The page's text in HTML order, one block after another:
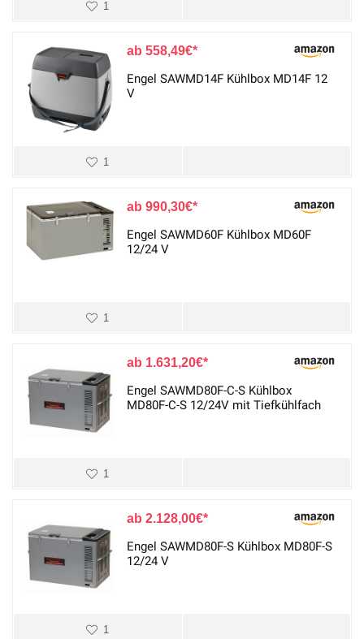
1
558,49€
Engel SAWMD14F Kühlbox MD14F 12
V
1
990,30€
Engel SAWMD60F Kühlbox MD60F
12/24 V
1
1.631,20€
Engel SAWMD80F-C-S Kühlbox
MD80F-C-S 12/24V mit Tiefkühlfach
1
2.128,00€
Engel SAWMD80F-S Kühlbox MD80F-S
12/24 V
1